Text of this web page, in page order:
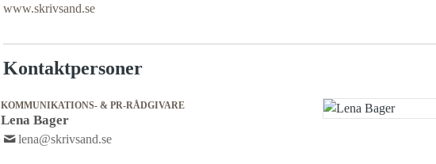
www.skrivsand.se
Kontaktpersoner
KOMMUNIKATIONS- & PR-RÅDGIVARE
Lena Bager
lena@skrivsand.se